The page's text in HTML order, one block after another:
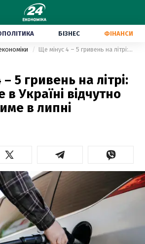
БІЗНЕС ФІНАНСИ
Ще мінус 4 – 5 гривень на літрі: яке пальне в Україні відчутно дешевшатиме в липні
5 гривень на літрі:
Україні відчутно
в липні